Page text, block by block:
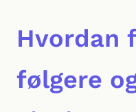
Hvordan
følgere